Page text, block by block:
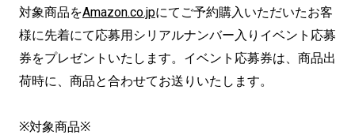
対象商品をAmazon.co.jpにてご予約購入いただいたお客
様に先着にて応募用シリアルナンバー入りイベント応募
券をプレゼントいたします。イベント応募券は、商品出
荷時に、商品と合わせてお送りいたします。
※対象商品※